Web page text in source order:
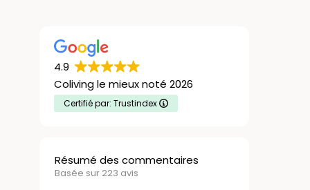
4.9
Coliving le mieux noté 2026
Certifié par: Trustindex
Résumé des commentaires
Basée sur 223 avis